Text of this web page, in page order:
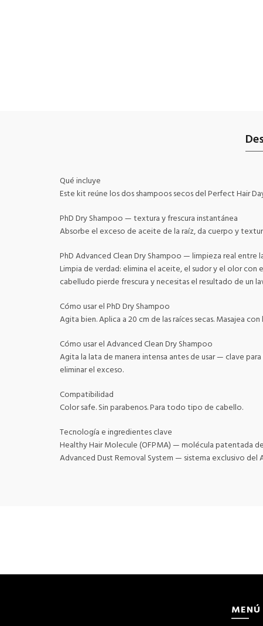
Qué incluye
Este kit reúne los dos shampoos secos del Perfect Hair
PhD Dry Shampoo — textura y frescura instantánea
Absorbe el exceso de aceite de la raíz, da cuerpo y
PhD Advanced Clean Dry Shampoo — limpieza real entre
Limpia de verdad: elimina el aceite, el sudor y el olor
cabelludo pierde frescura y necesitas el resultado de un
Cómo usar el PhD Dry Shampoo
Agita bien. Aplica a 20 cm de las raíces secas. Masajea
Cómo usar el Advanced Clean Dry Shampoo
Agita la lata de manera intensa antes de usar — clave
eliminar el exceso.
Compatibilidad
Color safe. Sin parabenos. Para todo tipo de cabello.
Tecnología e ingredientes clave
Healthy Hair Molecule (OFPMA) — molécula patentada
Advanced Dust Removal System — sistema exclusivo
MENÚ